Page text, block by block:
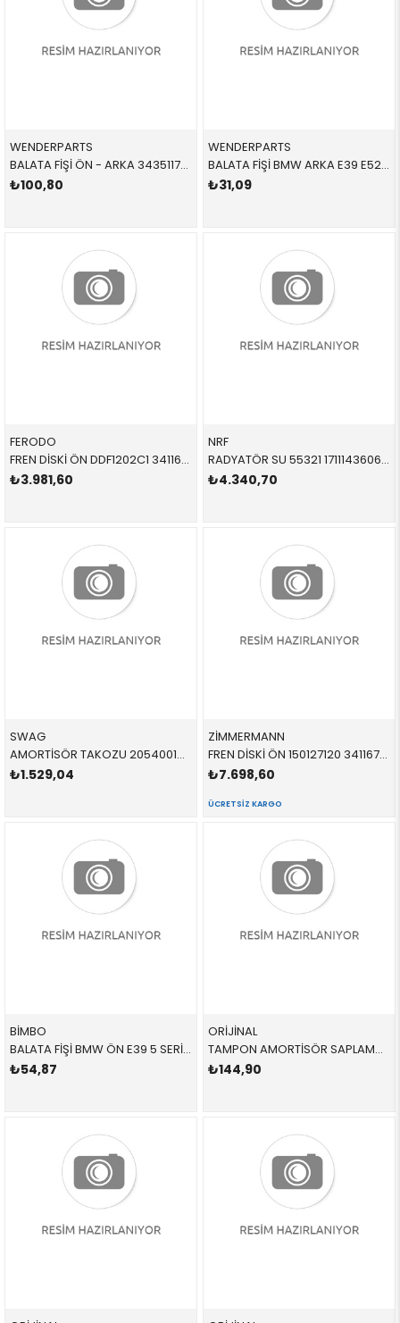
WENDERPARTS
BALATA FİŞİ ÖN - ARKA 34351179820 34351179820 34351179820 E24,E28,E31,E32,E34 1980-1991
₺100,80
WENDERPARTS
BALATA FİŞİ BMW ARKA E39 E52 5 SERİSİ Z8 1996-2003
₺31,09
FERODO
FREN DİSKİ ÖN DDF1202C1 34116767059 34116767059 E39 M54,M62,M47,M57 1996-2004
₺3.981,60
NRF
RADYATÖR SU 55321 17111436060 17111436060 E39,E38 M52,M54,M62 99 SONRASI >09/98 34/65/10
₺4.340,70
SWAG
AMORTİSÖR TAKOZU 20540014 33521091711 33521091711 E39 2.0,3.0,4.0 ARKA-EDC Lİ SAĞ-SOL 1996-2003
₺1.529,04
ZİMMERMANN
FREN DİSKİ ÖN 150127120 34116757747 34116757747 E31,E32,E39 4.0,5.0 1991-2003
₺7.698,60
ÜCRETSIZ KARGO
BİMBO
BALATA FİŞİ BMW ÖN E39 5 SERİSİ 1996-2003
₺54,87
ORİJİNAL
TAMPON AMORTİSÖR SAPLAMASI 07119900518 07119900518 7119900518 E39 2.0,2.3,2.5,3.0 ARKA SAĞ-SOL 1996-2005
₺144,90